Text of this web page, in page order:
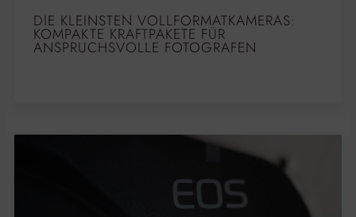
DIE KLEINSTEN VOLLFORMATKAMERAS:
KOMPAKTE KRAFTPAKETE FÜR
ANSPRUCHSVOLLE FOTOGRAFEN